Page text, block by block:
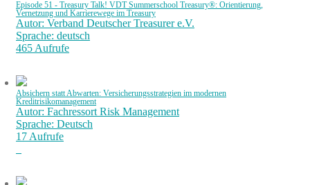
Episode 51 - Treasury Talk! VDT Summerschool Treasury®: Orientierung,
Vernetzung und Karrierewege im Treasury
Autor: Verband Deutscher Treasurer e.V.
Sprache: deutsch
465 Aufrufe
Absichern statt Abwarten: Versicherungsstrategien im modernen
Kreditrisikomanagement
Autor: Fachressort Risk Management
Sprache: Deutsch
17 Aufrufe